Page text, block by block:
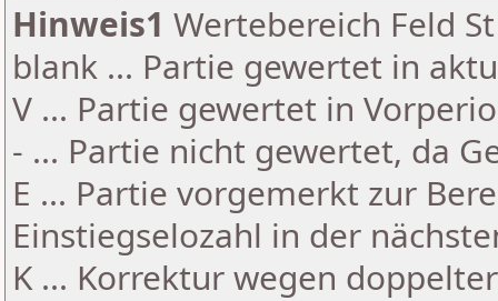
Hinweis1 Wertebereich Feld
blank ... Partie gewertet in
V ... Partie gewertet in
- ... Partie nicht gewertet, da
E ... Partie vorgemerkt zur
Einstiegselozahl in der
K ... Korrektur wegen